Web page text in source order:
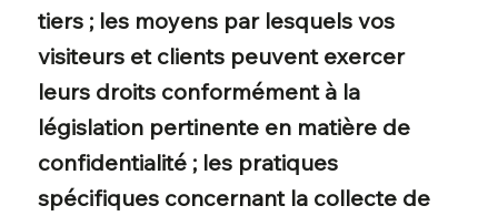
tiers ; les moyens par lesquels vos
visiteurs et clients peuvent exercer
leurs droits conformément à la
législation pertinente en matière de
confidentialité ; les pratiques
spécifiques concernant la collecte de